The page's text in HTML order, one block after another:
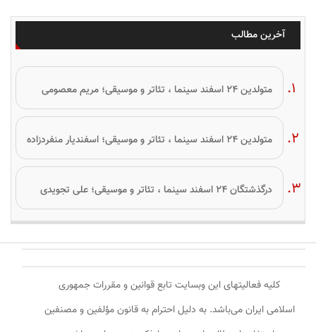
آخرین مطالب
متولدین ۲۴ اسفند سینما ، تئاتر و موسیقی؛ مریم معصومی
متولدین ۲۴ اسفند سینما ، تئاتر و موسیقی؛ اسفندیار منفردزاده
درگذشتگان ۲۴ اسفند سینما ، تئاتر و موسیقی؛ علی تجویدی
کلیه فعالیتهای این وبسایت تابع قوانین و مقررات جمهوری
اسلامی ایران می‌باشد. به دلیل احترام به قانون مؤلفین و مصنفین